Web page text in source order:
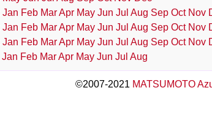
Jan Feb Mar Apr May Jun Jul Aug Sep Oct Nov
Jan Feb Mar Apr May Jun Jul Aug Sep Oct Nov
Jan Feb Mar Apr May Jun Jul Aug Sep Oct Nov
Jan Feb Mar Apr May Jun Jul Aug
©2007-2021 MATSUMOTO